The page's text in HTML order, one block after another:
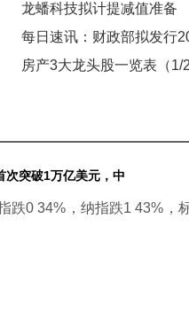
优化升级 新动态
龙蟠科技拟计提减值准备
每日速讯：财政部拟发行
贴现（七期）国债 招标面
房产3大龙头股一览表（1/
次突破1万亿美元，中
跌0 34%，纳指跌1 43%，